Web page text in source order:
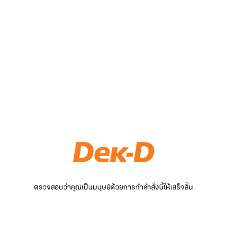
ตรวจสอบว่าคุณเป็นมนุษย์ด้วยการทำคำสั่งนี้ให้เสร็จสิ้น